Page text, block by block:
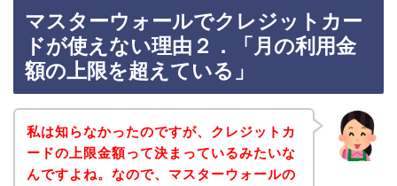
マスターウォールでクレジットカー
ドが使えない理由２．「月の利用金
額の上限を超えている」
私は知らなかったのですが、クレジットカ
ードの上限金額って決まっているみたいな
んですよね。なので、マスターウォールの